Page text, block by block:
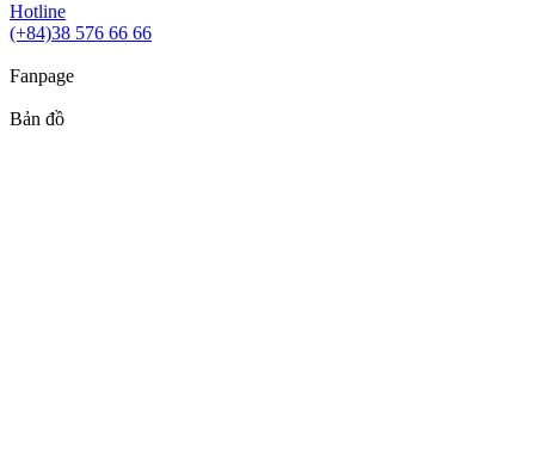
Hotline
(+84)38 576 66 66
Fanpage
Bản đồ